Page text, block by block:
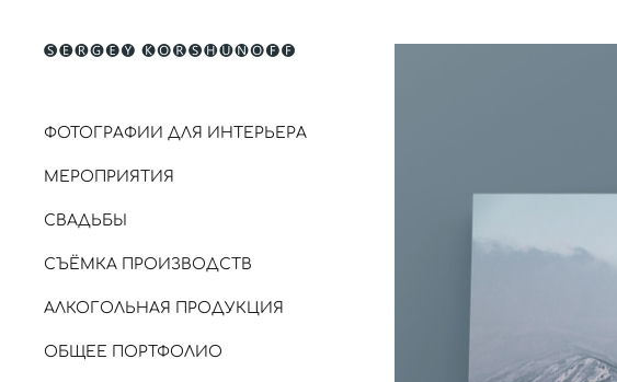
ФОТОГРАФИИ ДЛЯ ИНТЕРЬЕРА
МЕРОПРИЯТИЯ
СВАДЬБЫ
СЪЁМКА ПРОИЗВОДСТВ
АЛКОГОЛЬНАЯ ПРОДУКЦИЯ
ОБЩЕЕ ПОРТФОЛИО